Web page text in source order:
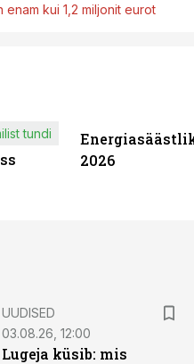
enam kui 1,2 miljonit eurot
tundi
2026
UUDISED
03.08.26, 12:00
Lugeja küsib: mis